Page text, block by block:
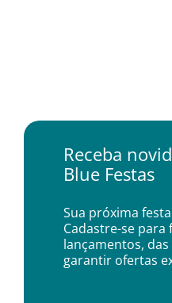
Receba
Blue Festas
Sua próxima
Cadastre-se
lançamentos,
garantir ofertas